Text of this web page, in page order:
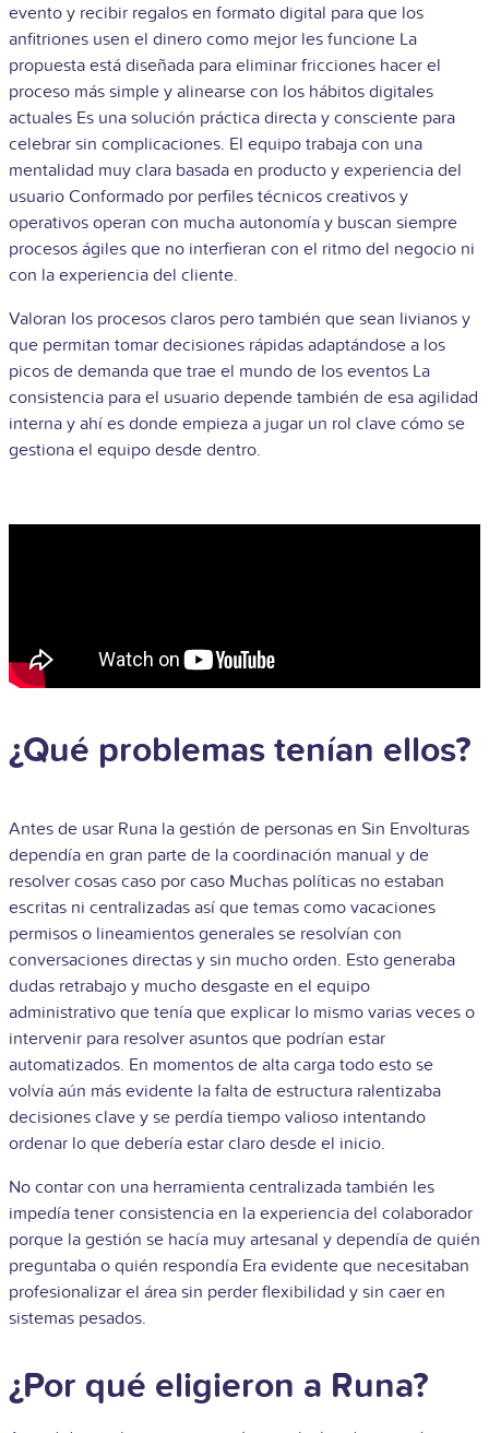
evento y recibir regalos en formato digital para que los
anfitriones usen el dinero como mejor les funcione La
propuesta está diseñada para eliminar fricciones hacer el
proceso más simple y alinearse con los hábitos digitales
actuales Es una solución práctica directa y consciente para
celebrar sin complicaciones. El equipo trabaja con una
mentalidad muy clara basada en producto y experiencia del
usuario Conformado por perfiles técnicos creativos y
operativos operan con mucha autonomía y buscan siempre
procesos ágiles que no interfieran con el ritmo del negocio ni
con la experiencia del cliente.
Valoran los procesos claros pero también que sean livianos y
que permitan tomar decisiones rápidas adaptándose a los
picos de demanda que trae el mundo de los eventos La
consistencia para el usuario depende también de esa agilidad
interna y ahí es donde empieza a jugar un rol clave cómo se
gestiona el equipo desde dentro.
¿Qué problemas tenían ellos?
Antes de usar Runa la gestión de personas en Sin Envolturas
dependía en gran parte de la coordinación manual y de
resolver cosas caso por caso Muchas políticas no estaban
escritas ni centralizadas así que temas como vacaciones
permisos o lineamientos generales se resolvían con
conversaciones directas y sin mucho orden. Esto generaba
dudas retrabajo y mucho desgaste en el equipo
administrativo que tenía que explicar lo mismo varias veces o
intervenir para resolver asuntos que podrían estar
automatizados. En momentos de alta carga todo esto se
volvía aún más evidente la falta de estructura ralentizaba
decisiones clave y se perdía tiempo valioso intentando
ordenar lo que debería estar claro desde el inicio.
No contar con una herramienta centralizada también les
impedía tener consistencia en la experiencia del colaborador
porque la gestión se hacía muy artesanal y dependía de quién
preguntaba o quién respondía Era evidente que necesitaban
profesionalizar el área sin perder flexibilidad y sin caer en
sistemas pesados.
¿Por qué eligieron a Runa?